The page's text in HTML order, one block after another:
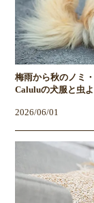
梅雨から秋のノミ
Caluluの犬服と虫
2026/06/01